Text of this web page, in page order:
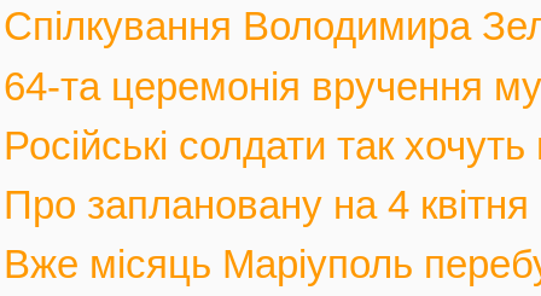
Спілкування Володимира
64-та церемонія вручення
Російські солдати так
Про заплановану на 4
Вже місяць Маріуполь